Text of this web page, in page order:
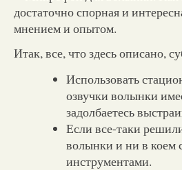
достаточно спорная и
мнением и опытом.
Итак, все, что здесь описано,
Использовать
озвучки волынки
задолбаетесь
Если все-таки
волынки и ни в коем
инструментами.